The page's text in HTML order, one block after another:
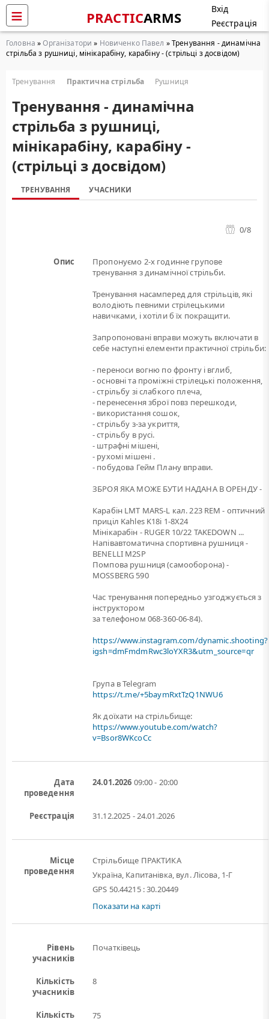
PRACTICARMS
Вхід
Реєстрація
Головна »Організатори » Новиченко Павел » Тренування - динамічна
стрільба з рушниці, мінікарабіну, карабіну - (стрільці з досвідом)
Тренування Практична стрільба Рушниця
Тренування - динамічна
стрільба з рушниці,
мінікарабіну, карабіну -
(стрільці з досвідом)
ТРЕНУВАННЯ УЧАСНИКИ
0/8
Опис
Пропонуємо 2-х годинне групове
тренування з динамічної стрільби.
Тренування насамперед для стрільців, які
володіють певними стрілецькими
навичками, і хотіли б їх покращити.
Запропоновані вправи можуть включати в
себе наступні елементи практичної стрільби:
- переноси вогню по фронту і вглиб,
- основні та проміжні стрілецькі положення,
- стрільбу зі слабкого плеча,
- перенесення зброї повз перешкоди,
- використання сошок,
- стрільбу з-за укриття,
- стрільбу в русі.
- штрафні мішені,
- рухомі мішені .
- побудова Гейм Плану вправи.
ЗБРОЯ ЯКА МОЖЕ БУТИ НАДАНА В ОРЕНДУ -
Карабін LMT MARS-L кал. 223 REM - оптичний
приціл Kahles K18i 1-8X24
Мінікарабін - RUGER 10/22 TAKEDOWN ...
Напівавтоматична спортивна рушниця -
BENELLI M2SP
Помпова рушниця (самооборона) -
MOSSBERG 590
Час тренування попередньо узгоджується з
інструктором
за телефоном 068-360-06-84).
https://www.instagram.com/dynamic.shooting?
igsh=dmFmdmRwc3loYXR3&utm_source=qr
Група в Telegram
https://t.me/+5baymRxtTzQ1NWU6
Як доїхати на стрільбище:
https://www.youtube.com/watch?
v=Bsor8WKcoCc
Дата
проведення
24.01.2026 09:00 - 20:00
Реєстрація 31.12.2025 - 24.01.2026
Місце
проведення
Стрільбище ПРАКТИКА
Україна, Капитанівка, вул. Лісова, 1-Г
GPS 50.44215 : 30.20449
Показати на карті
Рівень
учасників
Початківець
Кількість
учасників
8
Кількість
75